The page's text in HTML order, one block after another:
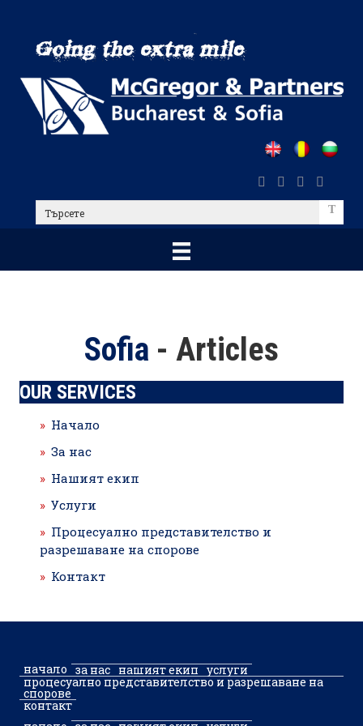
content
Търсете
Sofia - Articles
OUR SERVICES
Начало
За нас
Нашият екип
Услуги
Процесуално представителство и
разрешаване на спорове
Контакт
начало за нас нашият екип услуги
процесуално представителство и разрешаване на
спорове
контакт